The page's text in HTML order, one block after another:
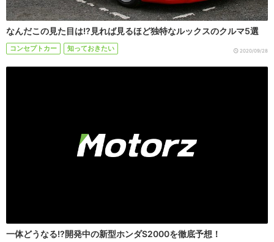
なんだこの見た目は!?見れば見るほど独特なルックスのクルマ5選
コンセプトカー 知っておきたい 2020/09/28
一体どうなる!?開発中の新型ホンダS2000を徹底予想！